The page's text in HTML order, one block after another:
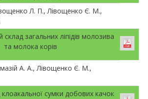
Л. П., Лівощенко Є. М.,
загальних ліпідів молозива
та молока корів
А. А., Лівощенко Є. М.,
клоакальної сумки добових качок